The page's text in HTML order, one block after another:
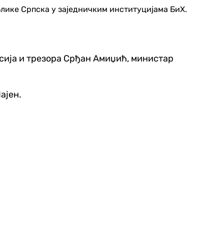
Српска у заједничким институцијама БиХ.
и трезора Срђан Амиџић, министар